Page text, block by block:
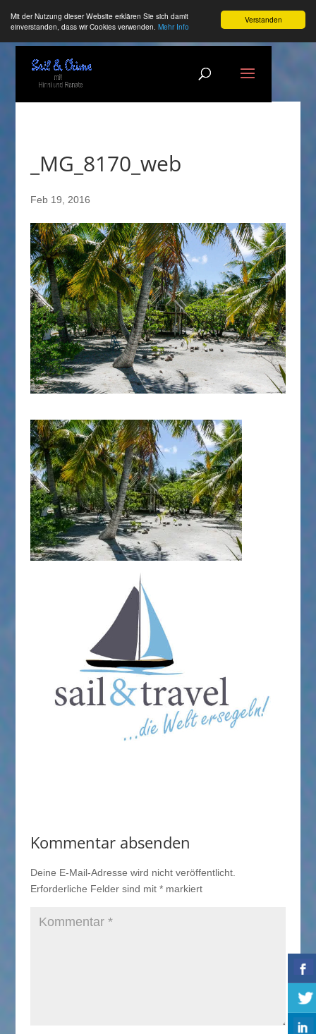
Verstanden
Mit der Nutzung dieser Website erklären Sie sich damit
einverstanden, dass wir Cookies verwenden. Mehr Info
_MG_8170_web
Feb 19, 2016
Kommentar absenden
Deine E-Mail-Adresse wird nicht veröffentlicht.
Erforderliche Felder sind mit *markiert